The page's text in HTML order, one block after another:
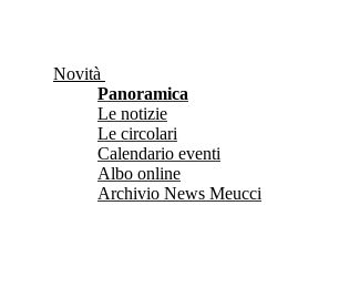
Novità
Panoramica
Le notizie
Le circolari
Calendario eventi
Albo online
Archivio News Meucci